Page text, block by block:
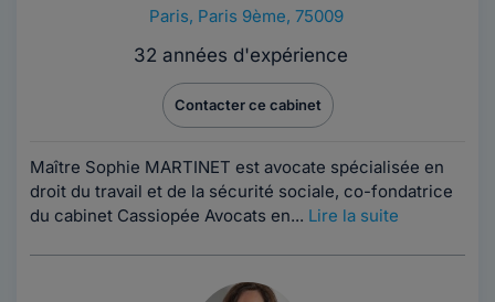
Paris, Paris 9ème, 75009
32 années d'expérience
Contacter ce cabinet
Maître Sophie MARTINET est avocate spécialisée en
droit du travail et de la sécurité sociale, co-fondatrice
du cabinet Cassiopée Avocats en... Lire la suite